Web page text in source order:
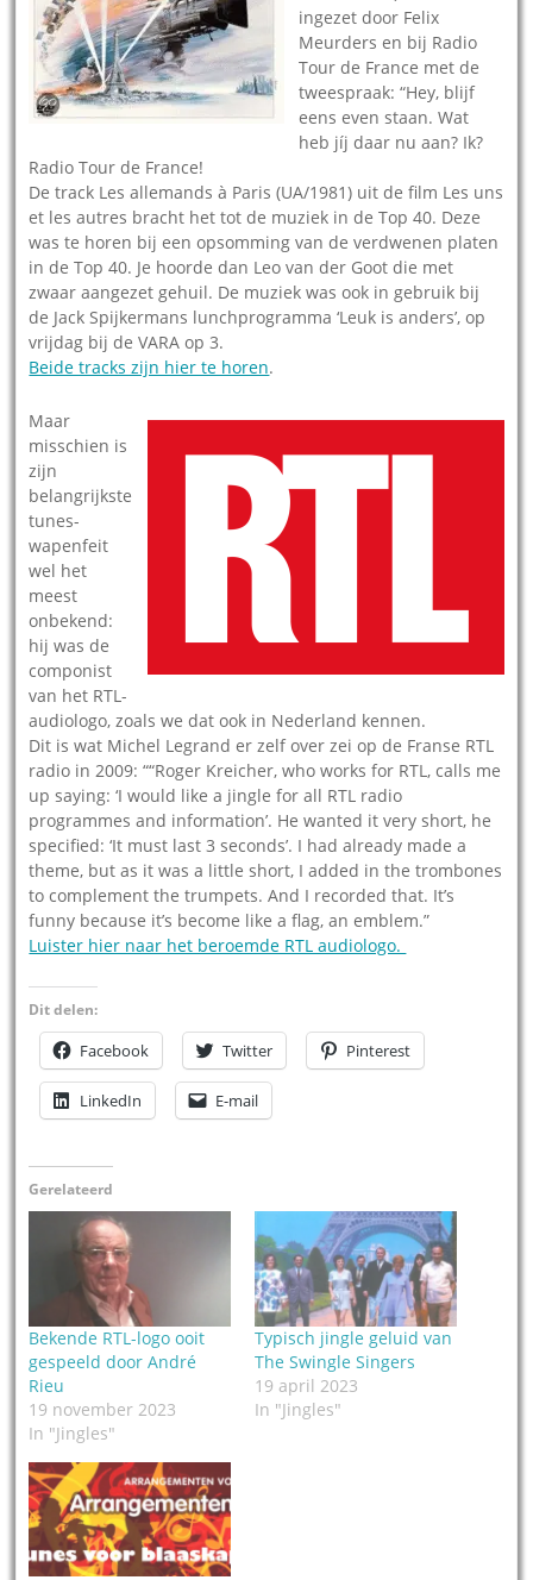
ingezet door Felix
Meurders en bij Radio
Tour de France met de
tweespraak: “Hey, blijf
eens even staan. Wat
heb jíj daar nu aan? Ik?
Radio Tour de France!
De track Les allemands à Paris (UA/1981) uit de film Les uns
et les autres bracht het tot de muziek in de Top 40. Deze
was te horen bij een opsomming van de verdwenen platen
in de Top 40. Je hoorde dan Leo van der Goot die met
zwaar aangezet gehuil. De muziek was ook in gebruik bij
de Jack Spijkermans lunchprogramma ‘Leuk is anders’, op
vrijdag bij de VARA op 3.
Beide tracks zijn hier te horen.
Maar
misschien is
zijn
belangrijkste
tunes-
wapenfeit
wel het
meest
onbekend:
hij was de
componist
van het RTL-
audiologo, zoals we dat ook in Nederland kennen.
Dit is wat Michel Legrand er zelf over zei op de Franse RTL
radio in 2009: ““Roger Kreicher, who works for RTL, calls me
up saying: ‘I would like a jingle for all RTL radio
programmes and information’. He wanted it very short, he
specified: ‘It must last 3 seconds’. I had already made a
theme, but as it was a little short, I added in the trombones
to complement the trumpets. And I recorded that. It’s
funny because it’s become like a flag, an emblem.”
Luister hier naar het beroemde RTL audiologo.
Dit delen:
Facebook Twitter Pinterest
LinkedIn E-mail
Gerelateerd
Bekende RTL-logo ooit
gespeeld door André
Rieu
19 november 2023
In "Jingles"
Typisch jingle geluid van
The Swingle Singers
19 april 2023
In "Jingles"